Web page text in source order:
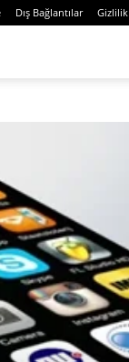
Dış Bağlantılar Gizlilik